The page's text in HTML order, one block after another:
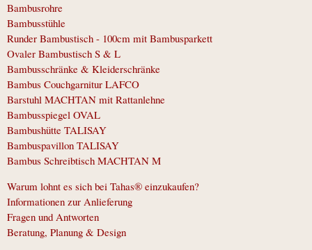
Bambusrohre
Bambusstühle
Runder Bambustisch - 100cm mit Bambusparkett
Ovaler Bambustisch S & L
Bambusschränke & Kleiderschränke
Bambus Couchgarnitur LAFCO
Barstuhl MACHTAN mit Rattanlehne
Bambusspiegel OVAL
Bambushütte TALISAY
Bambuspavillon TALISAY
Bambus Schreibtisch MACHTAN M
Warum lohnt es sich bei Tahas® einzukaufen?
Informationen zur Anlieferung
Fragen und Antworten
Beratung, Planung & Design